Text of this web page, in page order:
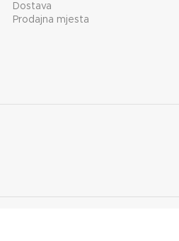
Dostava
Prodajna mjesta